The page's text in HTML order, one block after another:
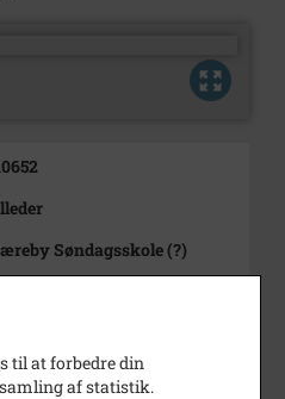
Søndagsskole (?)
til at forbedre din
af statistik.